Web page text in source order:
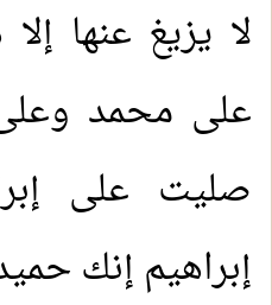
لا يزيغ عنها
على محمد
صليت على
إبراهيم إنك